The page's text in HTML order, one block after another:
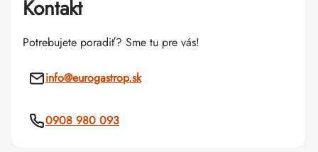
Kontakt
Potrebujete poradiť? Sme tu pre vás!
info@eurogastrop.sk
0908 980 093